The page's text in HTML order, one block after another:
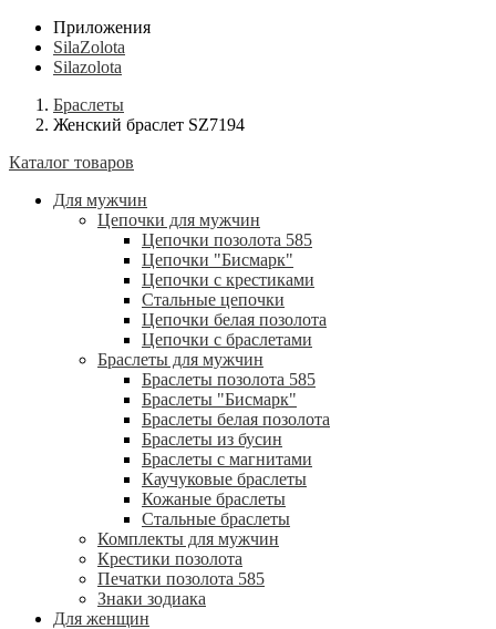
Приложения
SilaZolota
Silazolota
Браслеты
Женский браслет SZ7194
Каталог товаров
Для мужчин
Цепочки для мужчин
Цепочки позолота 585
Цепочки "Бисмарк"
Цепочки с крестиками
Стальные цепочки
Цепочки белая позолота
Цепочки с браслетами
Браслеты для мужчин
Браслеты позолота 585
Браслеты "Бисмарк"
Браслеты белая позолота
Браслеты из бусин
Браслеты с магнитами
Каучуковые браслеты
Кожаные браслеты
Стальные браслеты
Комплекты для мужчин
Крестики позолота
Печатки позолота 585
Знаки зодиака
Для женщин